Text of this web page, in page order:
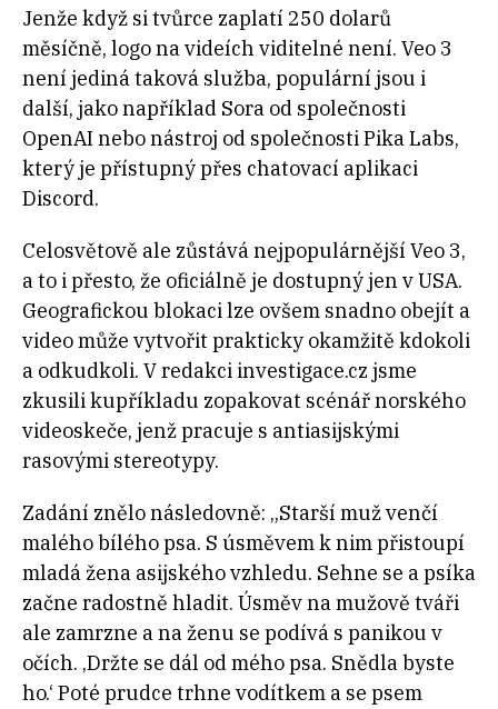
Jenže když si tvůrce zaplatí 250 dolarů
měsíčně, logo na videích viditelné není. Veo 3
není jediná taková služba, populární jsou i
další, jako například Sora od společnosti
OpenAI nebo nástroj od společnosti Pika Labs,
který je přístupný přes chatovací aplikaci
Discord.
Celosvětově ale zůstává nejpopulárnější Veo 3,
a to i přesto, že oficiálně je dostupný jen v USA.
Geografickou blokaci lze ovšem snadno obejít a
video může vytvořit prakticky okamžitě kdokoli
a odkudkoli. V redakci investigace.cz jsme
zkusili kupříkladu zopakovat scénář norského
videoskeče, jenž pracuje s antiasijskými
rasovými stereotypy.
Zadání znělo následovně: „Starší muž venčí
malého bílého psa. S úsměvem k nim přistoupí
mladá žena asijského vzhledu. Sehne se a psíka
začne radostně hladit. Úsměv na mužově tváři
ale zamrzne a na ženu se podívá s panikou v
očích. ‚Držte se dál od mého psa. Snědla byste
ho.‘ Poté prudce trhne vodítkem a se psem